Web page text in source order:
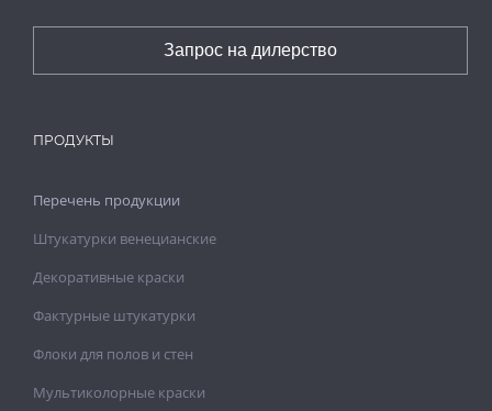
ПРОДУКТЫ
Перечень продукции
Штукатурки венецианские
Декоративные краски
Фактурные штукатурки
Флоки для полов и стен
Мультиколорные краски
Запрос на дилерство